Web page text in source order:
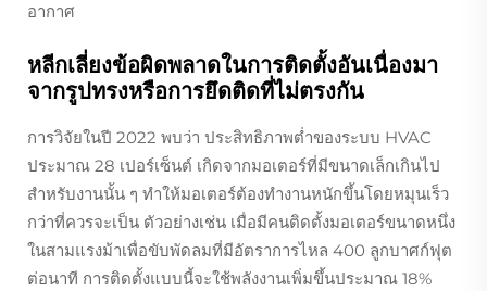
อากาศ
หลีกเลี่ยงข้อผิดพลาดในการติดตั้งอันเนื่องมา
จากรูปทรงหรือการยึดติดที่ไม่ตรงกัน
การวิจัยในปี 2022 พบว่า ประสิทธิภาพต่ำของระบบ HVAC
ประมาณ 28 เปอร์เซ็นต์ เกิดจากมอเตอร์ที่มีขนาดเล็กเกินไป
สำหรับงานนั้น ๆ ทำให้มอเตอร์ต้องทำงานหนักขึ้นโดยหมุนเร็ว
กว่าที่ควรจะเป็น ตัวอย่างเช่น เมื่อมีคนติดตั้งมอเตอร์ขนาดหนึ่ง
ในสามแรงม้าเพื่อขับพัดลมที่มีอัตราการไหล 400 ลูกบาศก์ฟุต
ต่อนาที การติดตั้งแบบนี้จะใช้พลังงานเพิ่มขึ้นประมาณ 18%